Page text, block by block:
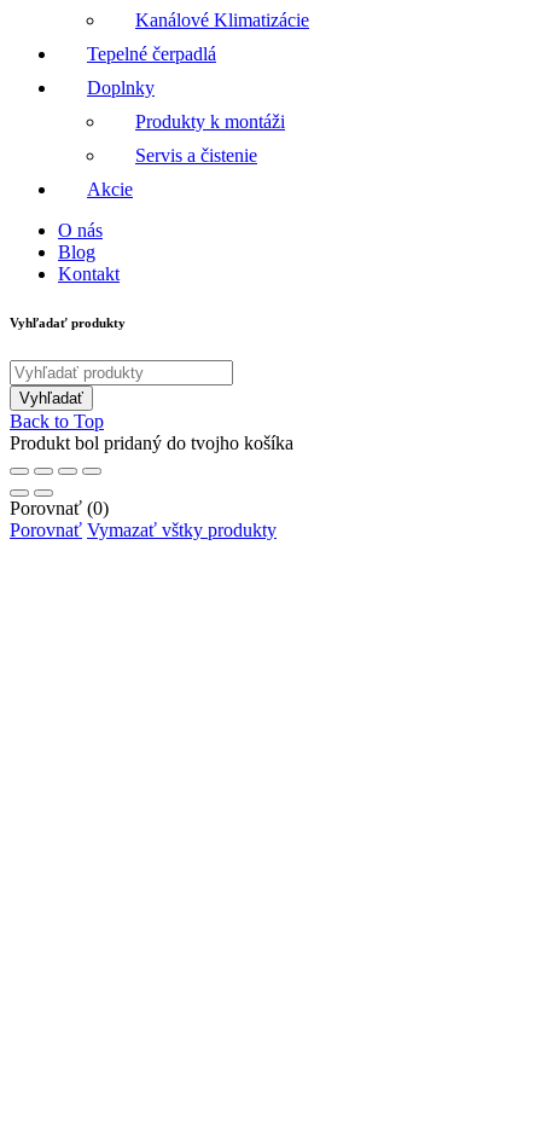
Kanálové Klimatizácie
Tepelné čerpadlá
Doplnky
Produkty k montáži
Servis a čistenie
Akcie
O nás
Blog
Kontakt
Vyhľadať produkty
Back to Top
Produkt bol pridaný do tvojho košíka
Porovnať (0)
Porovnať Vymazať vštky produkty